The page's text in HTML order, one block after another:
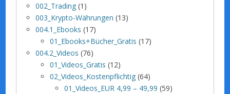
002_Trading (1)
003_Krypto-Währungen (13)
004.1_Ebooks (17)
01_Ebooks+Bücher_Gratis (17)
004.2_Videos (76)
01_Videos_Gratis (12)
02_Videos_Kostenpflichtig (64)
01_Videos_EUR 4,99 – 49,99 (59)